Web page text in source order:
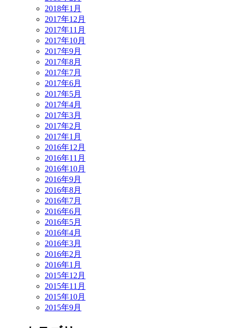
2018年1月
2017年12月
2017年11月
2017年10月
2017年9月
2017年8月
2017年7月
2017年6月
2017年5月
2017年4月
2017年3月
2017年2月
2017年1月
2016年12月
2016年11月
2016年10月
2016年9月
2016年8月
2016年7月
2016年6月
2016年5月
2016年4月
2016年3月
2016年2月
2016年1月
2015年12月
2015年11月
2015年10月
2015年9月